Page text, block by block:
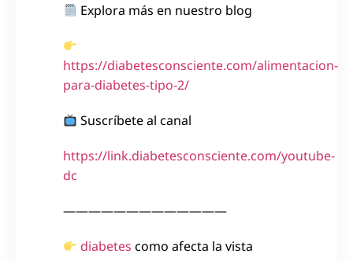
Explora más en nuestro blog
https://diabetesconsciente.com/alimentacion-
para-diabetes-tipo-2/
Suscríbete al canal
https://link.diabetesconsciente.com/youtube-
dc
—————————————
diabetes como afecta la vista